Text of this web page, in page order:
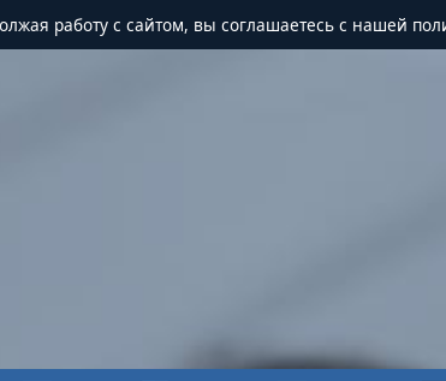
работу с сайтом, вы соглашаетесь с нашей